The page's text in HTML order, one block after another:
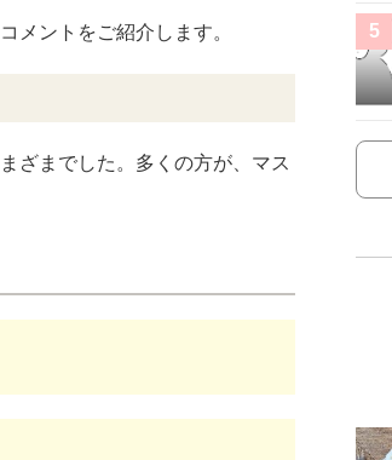
メントをご紹介します。
ざまでした。多くの方が、マス
5